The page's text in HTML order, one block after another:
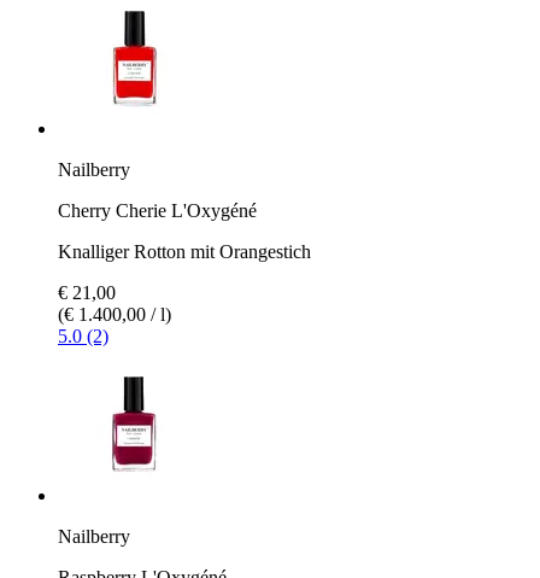
Nailberry
Cherry Cherie L'Oxygéné
Knalliger Rotton mit Orangestich
€ 21,00
(€ 1.400,00 / l)
5.0 (2)
Nailberry